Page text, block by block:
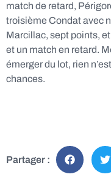
match de retard,
troisième Condat avec
Marcillac, sept points,
et un match en retard.
émerger du lot, rien
chances.
Partager :